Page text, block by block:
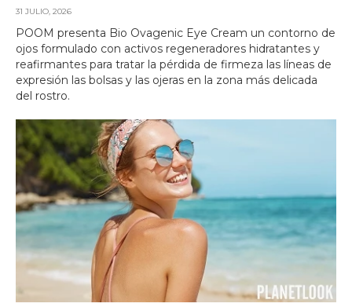
31 JULIO, 2026
POOM presenta Bio Ovagenic Eye Cream un contorno de
ojos formulado con activos regeneradores hidratantes y
reafirmantes para tratar la pérdida de firmeza las líneas de
expresión las bolsas y las ojeras en la zona más delicada
del rostro.